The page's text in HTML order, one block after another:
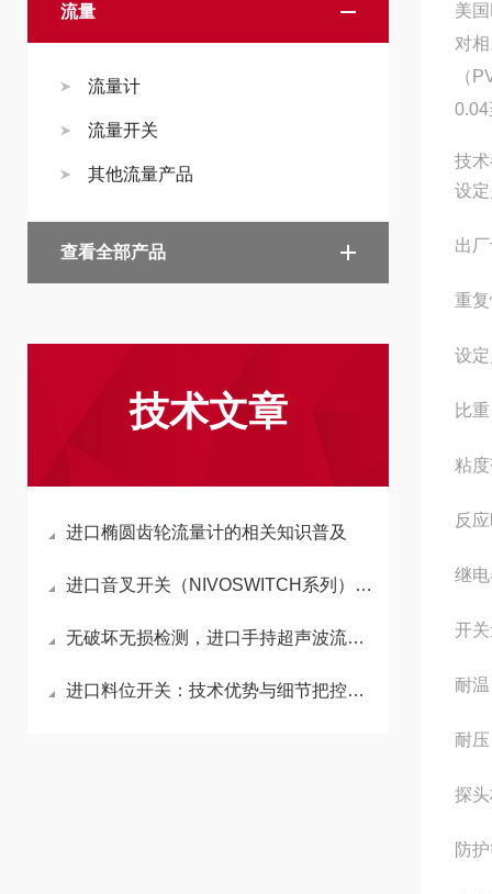
流量
流量计
流量开关
其他流量产品
查看全部产品
技术文章
进口椭圆齿轮流量计的相关知识普及
进口音叉开关（NIVOSWITCH系列）工作原理与特点解析
无破坏无损检测，进口手持超声波流量计多重亮点
进口料位开关：技术优势与细节把控的深度解析
美
对
（
技
设
出
重
设
比
粘
反
继
开
耐
耐
探
防